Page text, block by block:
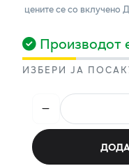
цените се со вклучено
Производот
ИЗБЕРИ ЈА